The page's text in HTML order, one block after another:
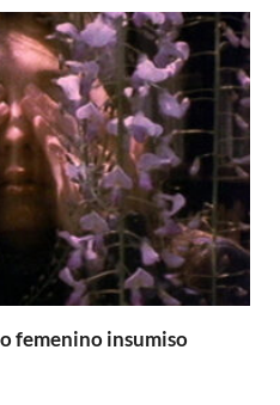
femenino insumiso